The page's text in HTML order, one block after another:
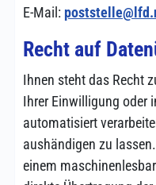
E-Mail:
Recht auf
Ihnen steht das Recht
Ihrer Einwilligung oder
automatisiert
aushändigen zu
einem